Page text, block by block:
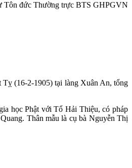
Tôn đức Thường trực BTS GHPGVN
(16-2-1905) tại làng Xuân An, tổng
học Phật với Tổ Hải Thiệu, có pháp
Thân mẫu là cụ bà Nguyễn Thị